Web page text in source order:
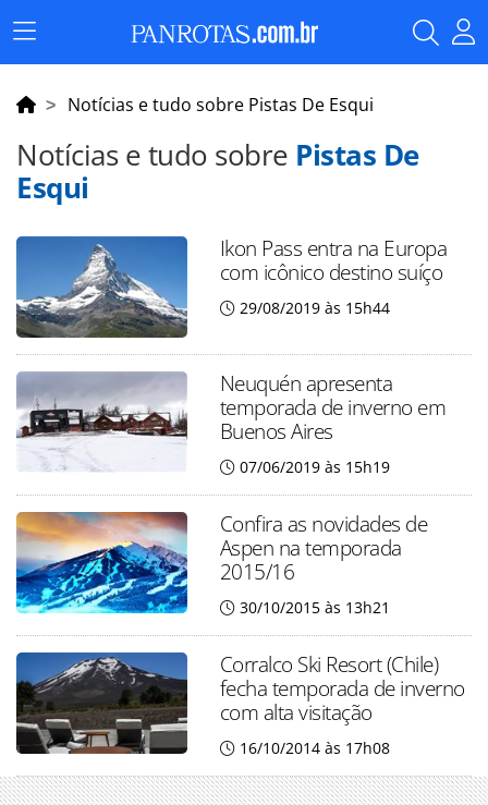
Menu
Principal
Notícias e tudo sobre Pistas De Esqui
Notícias e tudo sobre Pistas De
Esqui
Ikon Pass entra na Europa
com icônico destino suíço
29/08/2019 às 15h44
Neuquén apresenta
temporada de inverno em
Buenos Aires
07/06/2019 às 15h19
Confira as novidades de
Aspen na temporada
2015/16
30/10/2015 às 13h21
Corralco Ski Resort (Chile)
fecha temporada de inverno
com alta visitação
16/10/2014 às 17h08